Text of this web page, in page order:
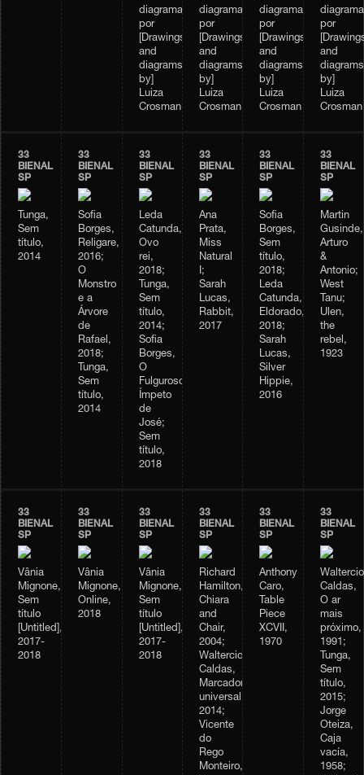
diagramas,
por
[Drawings
and
diagrams
by]
Luiza
Crosman
diagramas,
por
[Drawings
and
diagrams
by]
Luiza
Crosman
diagramas,
por
[Drawings
and
diagrams
by]
Luiza
Crosman
por
and
diagrams
by]
Luiza
Crosman
33
BIENAL
SP
Tunga,
Sem
título,
2014
33
BIENAL
SP
Sofia
Borges,
Religare,
2016;
O
Monstro
e a
Árvore
de
Rafael,
2018;
Tunga,
Sem
título,
2014
33
BIENAL
SP
Leda
Catunda,
Ovo
rei,
2018;
Tunga,
Sem
título,
2014;
Sofia
Borges,
O
Fulguroso
Ímpeto
de
José;
Sem
título,
2018
33
BIENAL
SP
Ana
Prata,
Miss
Natural
I;
Sarah
Lucas,
Rabbit,
2017
33
BIENAL
SP
Sofia
Borges,
Sem
título,
2018;
Leda
Catunda,
Eldorado,
2018;
Sarah
Lucas,
Silver
Hippie,
2016
33
BIENAL
SP
Martin
Gusinde,
Arturo
&
Antonio;
West
Tanu;
Ulen,
the
rebel,
1923
33
BIENAL
SP
Vânia
Mignone,
Sem
título
[Untitled],
2017-
2018
33
BIENAL
SP
Vânia
Mignone,
Online,
2018
33
BIENAL
SP
Vânia
Mignone,
Sem
título
[Untitled],
2017-
2018
33
BIENAL
SP
Richard
Hamilton,
Chiara
and
Chair,
2004;
Waltercio
Caldas,
Marcador
universal,
2014;
Vicente
do
Rego
Monteiro,
33
BIENAL
SP
Anthony
Caro,
Table
Piece
XCVII,
1970
33
BIENAL
SP
Waltercio
Caldas,
O ar
mais
próximo,
1991;
Tunga,
Sem
título,
2015;
Jorge
Oteiza,
Caja
vacía,
1958;